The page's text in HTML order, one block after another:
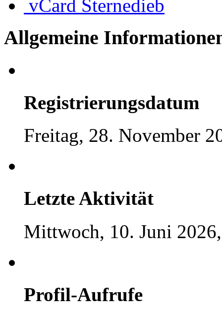
vCard Sternedieb
Allgemeine
Registrierungsdatum
Freitag, 28. November
Letzte Aktivität
Mittwoch, 10. Juni
Profil-Aufrufe